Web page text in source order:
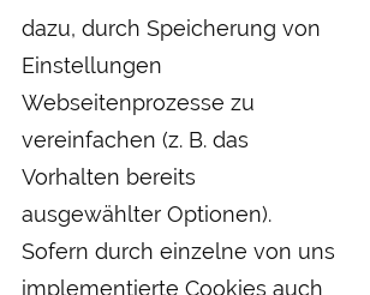
dazu, durch Speicherung von
Einstellungen
Webseitenprozesse zu
vereinfachen (z. B. das
Vorhalten bereits
ausgewählter Optionen).
Sofern durch einzelne von uns
implementierte Cookies auch